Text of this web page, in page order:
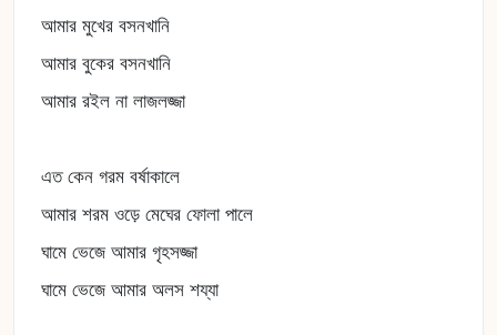
আমার মুখের বসনখানি
আমার বুকের বসনখানি
আমার রইল না লাজলজ্জা
এত কেন গরম বর্ষাকালে
আমার শরম ওড়ে মেঘের ফোলা পালে
ঘামে ভেজে আমার গৃহসজ্জা
ঘামে ভেজে আমার অলস শয্যা